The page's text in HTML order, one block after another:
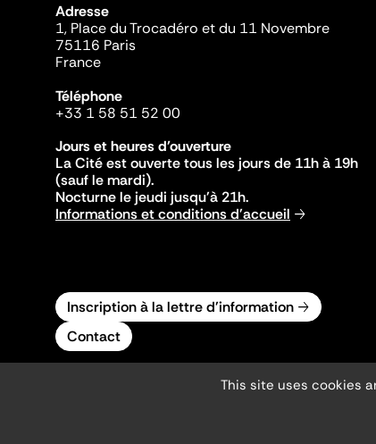
Adresse
1, Place du Trocadéro et du 11 Novembre
75116 Paris
France
Téléphone
+33 1 58 51 52 00
Jours et heures d'ouverture
La Cité est ouverte tous les jours de 11h à 19h
(sauf le mardi).
Nocturne le jeudi jusqu'à 21h.
Informations et conditions d'accueil
Inscription à la lettre d'information
Contact
This site uses cookies